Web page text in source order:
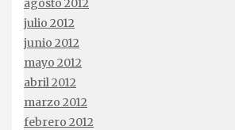
agosto 2012
julio 2012
junio 2012
mayo 2012
abril 2012
marzo 2012
febrero 2012